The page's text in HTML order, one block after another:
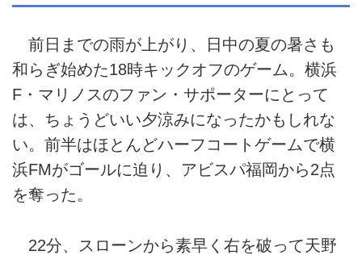
前日までの雨が上がり、日中の夏の暑さも
和らぎ始めた18時キックオフのゲーム。横浜
F・マリノスのファン・サポーターにとって
は、ちょうどいい夕涼みになったかもしれな
い。前半はほとんどハーフコートゲームで横
浜FMがゴールに迫り、アビスパ福岡から2点
を奪った。
22分、スローンから素早く右を破って天野